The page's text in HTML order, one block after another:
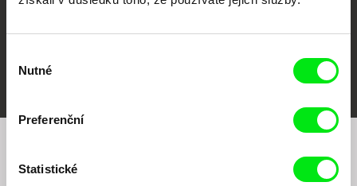
souhlasu
Nutné
Preferenční
Statistické
Chcete být pravidelně informováni o našem